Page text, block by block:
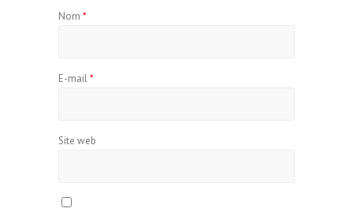
Nom *
E-mail*
Site web